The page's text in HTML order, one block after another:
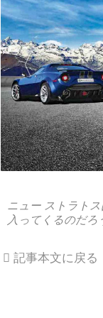
ニュー ストラト
入ってくるのだろ
記事本文に戻る